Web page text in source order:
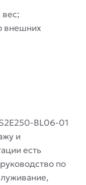
внешних
BL06-01
и
есть
по